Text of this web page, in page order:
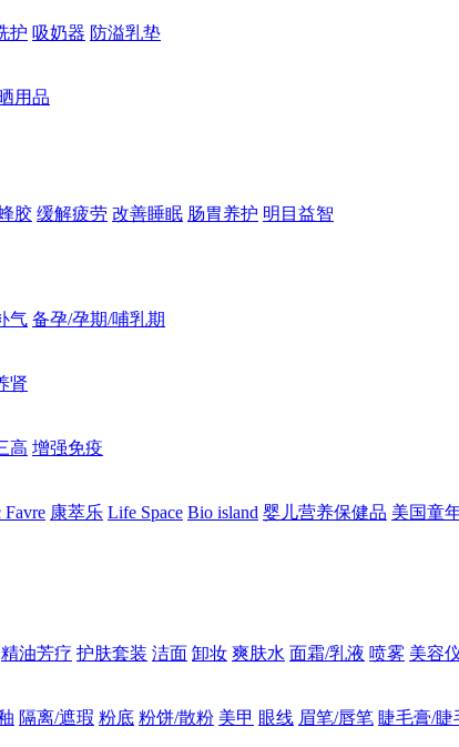
护 吸奶器 防溢乳垫
用品
胶 缓解疲劳 改善睡眠 肠胃养护 明目益智
气 备孕/孕期/哺乳期
肾
高 增强免疫
Favre 康萃乐 Life Space Bio island 婴儿营养保健品 美国童
精油芳疗 护肤套装 洁面 卸妆 爽肤水 面霜/乳液 喷雾 美容
隔离/遮瑕 粉底 粉饼/散粉 美甲 眼线 眉笔/唇笔 睫毛膏/睫